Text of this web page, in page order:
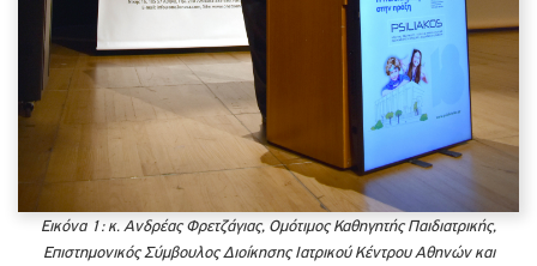
Εικόνα 1: κ. Ανδρέας Φρετζάγιας, Ομότιμος Καθηγητής Παιδιατρικής,
Επιστημονικός Σύμβουλος Διοίκησης Ιατρικού Κέντρου Αθηνών και